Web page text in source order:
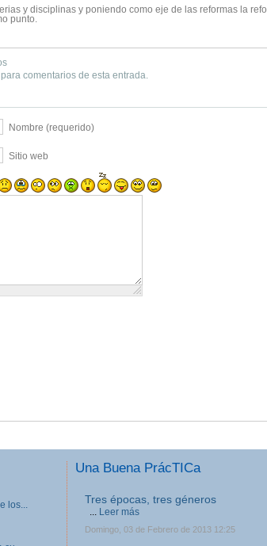
y disciplinas y poniendo como eje de las reformas la
punto.
comentarios de esta entrada.
Nombre (requerido)
Sitio web
los...
Una Buena PrácTICa
Tres épocas, tres géneros
... Leer más
Domingo, 03 de Febrero de 2013 12:25